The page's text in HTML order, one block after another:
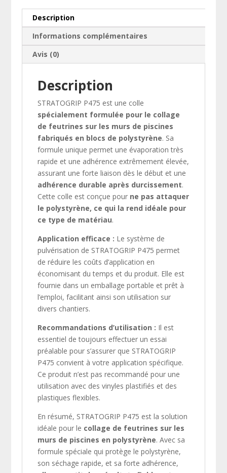
Idéale
feutrine/polystyrène
Description
Informations complémentaires
Avis (0)
Description
STRATOGRIP P475 est une colle
spécialement formulée pour le collage
de feutrines sur les murs de piscines
fabriqués en blocs de polystyrène. Sa
formule unique permet une évaporation très
rapide et une adhérence extrêmement élevée,
assurant une forte liaison dès le début et une
adhérence durable après durcissement.
Cette colle est conçue pour ne pas attaquer
le polystyrène, ce qui la rend idéale pour
ce type de matériau.
Application efficace : Le système de
pulvérisation de STRATOGRIP P475 permet
de réduire les coûts d’application en
économisant du temps et du produit. Elle est
fournie dans un emballage portable et prêt à
l’emploi, facilitant ainsi son utilisation sur
divers chantiers.
Recommandations d’utilisation : Il est
essentiel de toujours effectuer un essai
préalable pour s’assurer que STRATOGRIP
P475 convient à votre application spécifique.
Ce produit n’est pas recommandé pour une
utilisation avec des vinyles plastifiés et des
plastiques flexibles.
En résumé, STRATOGRIP P475 est la solution
idéale pour le collage de feutrines sur les
murs de piscines en polystyrène. Avec sa
formule spéciale qui protège le polystyrène,
son séchage rapide, et sa forte adhérence,